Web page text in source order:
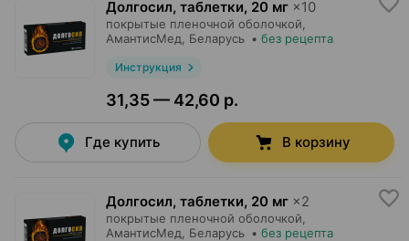
Долгосил, таблетки, 20 мг ×10
покрытые пленочной оболочкой,
АмантисМед , Беларусь • без рецепта
Инструкция
31,35 — 42,60 р.
Где купить В корзину
Долгосил, таблетки, 20 мг ×2
покрытые пленочной оболочкой,
АмантисМед , Беларусь • без рецепта